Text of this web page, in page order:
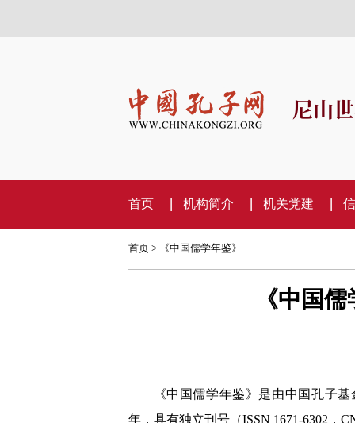
尼山
首页 机构简介 机关党建
首页> 《中国儒学年鉴》
《中国
《中国儒学年鉴》是由中国孔子
年，具有独立刊号（ISSN 1671-6302，